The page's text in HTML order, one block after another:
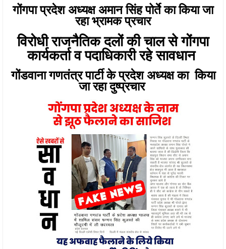
गोंगपा प्रदेश अध्यक्ष अमान सिंह पोर्ते का किया जा
रहा भ्रामक प्रचार
विरोधी राजनैतिक दलों की चाल से गोंगपा
कार्यकर्ता व पदाधिकारी रहे सावधान
गोंडवाना गणतंत्र पार्टी के प्रदेश अध्यक्ष का किया
जा रहा दुष्प्रचार